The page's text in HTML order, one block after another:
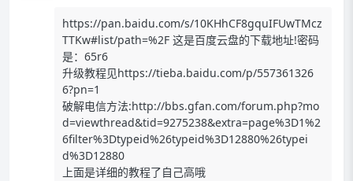
https://pan.baidu.com/s/10KHhCF8gquIFUwTMcz
TTKw#list/path=%2F 这是百度云盘的下载地址!密码
是：65r6
升级教程见https://tieba.baidu.com/p/557361326
6?pn=1
破解电信方法:http://bbs.gfan.com/forum.php?mo
d=viewthread&tid=9275238&extra=page%3D1%2
6filter%3Dtypeid%26typeid%3D12880%26typei
d%3D12880
上面是详细的教程了自己高哦